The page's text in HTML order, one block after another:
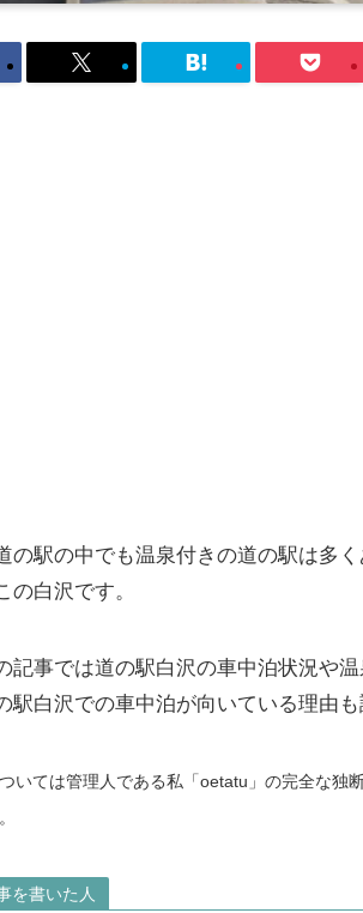
の駅の中でも温泉付きの道の駅は多
の白沢です。
記事では道の駅白沢の車中泊状況や
駅白沢での車中泊が向いている理由も
いては管理人である私「oetatu」の完全な独
を書いた人